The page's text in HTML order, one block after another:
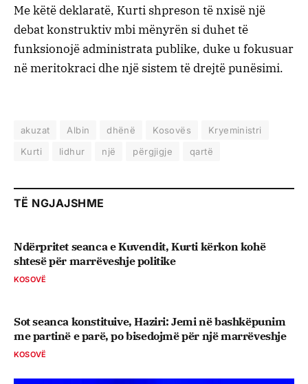
Me këtë deklaratë, Kurti shpreson të nxisë një
debat konstruktiv mbi mënyrën si duhet të
funksionojë administrata publike, duke u fokusuar
në meritokraci dhe një sistem të drejtë punësimi.
akuzat Albin dhënë Kosovës
Kryeministri
Kurti
lidhur një përgjigje qartë
TË NGJAJSHME
Ndërpritet seanca e Kuvendit, Kurti kërkon kohë
shtesë për marrëveshje politike
KOSOVË
Sot seanca konstituive, ​Haziri: Jemi në bashkëpunim
me partinë e parë, po bisedojmë për një marrëveshje
KOSOVË